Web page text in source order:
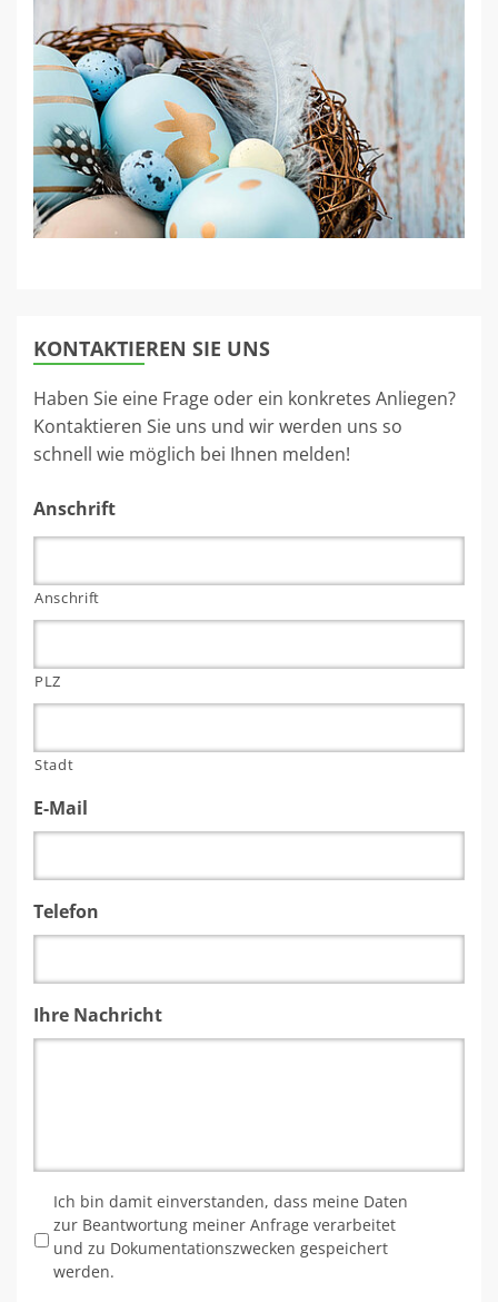
KONTAKTIEREN SIE UNS
Haben Sie eine Frage oder ein konkretes Anliegen?
Kontaktieren Sie uns und wir werden uns so
schnell wie möglich bei Ihnen melden!
Anschrift
Anschrift
PLZ
Stadt
E-Mail
Telefon
Ihre Nachricht
Ich bin damit einverstanden, dass meine Daten
zur Beantwortung meiner Anfrage verarbeitet
und zu Dokumentationszwecken gespeichert
werden.